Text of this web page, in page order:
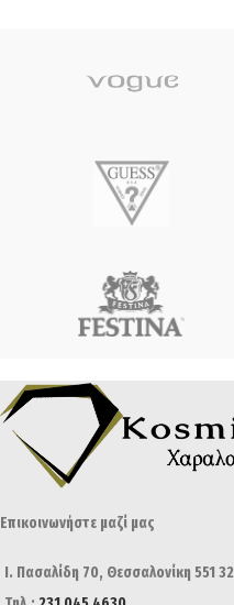
Επικοινωνήστε μαζί μας
Ι. Πασαλίδη 70, Θεσσαλονίκη 551 32